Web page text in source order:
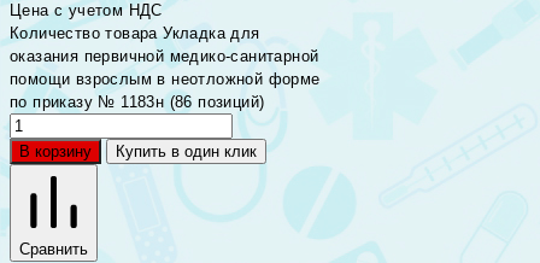
Цена с учетом НДС
Количество товара Укладка для
оказания первичной медико-санитарной
помощи взрослым в неотложной форме
по приказу № 1183н (86 позиций)
В корзину Купить в один клик
Сравнить